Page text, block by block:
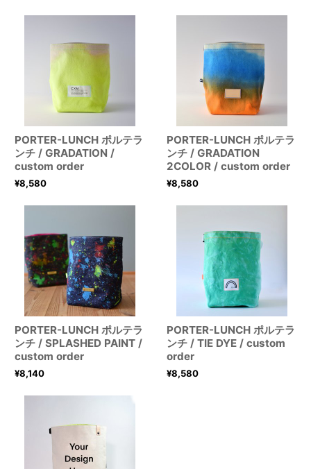
PORTER-LUNCH ポルテラ
ンチ / GRADATION /
custom order
¥8,580
PORTER-LUNCH ポルテラ
ンチ / GRADATION
2COLOR / custom order
¥8,580
PORTER-LUNCH ポルテラ
ンチ / SPLASHED PAINT /
custom order
¥8,140
PORTER-LUNCH ポルテラ
ンチ / TIE DYE / custom
order
¥8,580